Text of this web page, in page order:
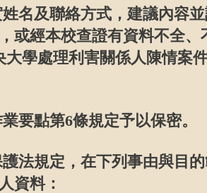
名及聯絡方式，建議內容
或經本校查證有資料不全、
學處理利害關係人陳情案
要點第6條規定予以保密。
法規定，在下列事由與目
資料：